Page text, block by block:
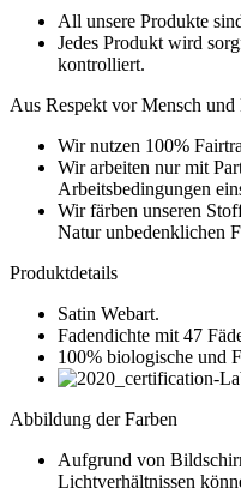
All unsere Produkte
Jedes Produkt wird
kontrolliert.
Aus Respekt vor Mensch und
Wir nutzen 100%
Wir arbeiten nur mit
Arbeitsbedingungen
Wir färben unseren
Natur unbedenklichen
Produktdetails
Satin Webart.
Fadendichte mit 47
100% biologische und
Abbildung der Farben
Aufgrund von
Lichtverhältnissen